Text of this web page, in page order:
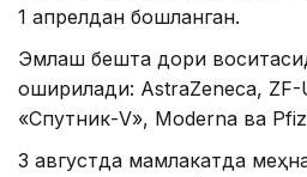
1 апрелдан бошланган.
Эмлаш бешта дори
оширилади: AstraZeneca, ZF-
«Спутник-V», Moderna ва
3 августда мамлакатда